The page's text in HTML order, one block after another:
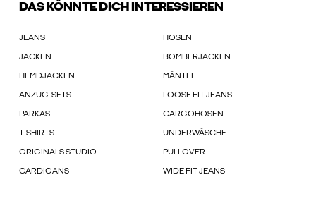
DAS KÖNNTE DICH INTERESSIEREN
JEANS HOSEN
JACKEN BOMBERJACKEN
HEMDJACKEN MÄNTEL
ANZUG-SETS LOOSE FIT JEANS
PARKAS CARGOHOSEN
T-SHIRTS UNDERWÄSCHE
ORIGINALS STUDIO PULLOVER
CARDIGANS WIDE FIT JEANS